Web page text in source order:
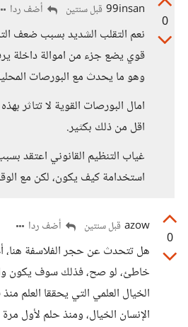
0
99insan قبل سنتين أضف ردا
نعم التقلب الشديد بسبب ضعف
وهو ما يحدث مع البورصات
امال البورصات القوية لا تتاثر
اقل من ذلك بكثير.
غياب التنظيم القانوني اعتقد
استخدامة كيف يكون، لكن مع
0
azow قبل سنتين أضف ردا
هل تتحدث عن حجر الفلاسفة هنا،
خاطئ، لو صح، فذلك سوف يكون
الخيال العلمي التي يحققا العلم
الإنسان الخيال، ومنذ حلم لأول